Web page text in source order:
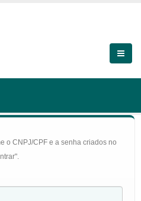
o CNPJ/CPF e a senha criados no